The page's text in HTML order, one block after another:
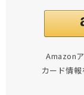
Amazon
カード情報